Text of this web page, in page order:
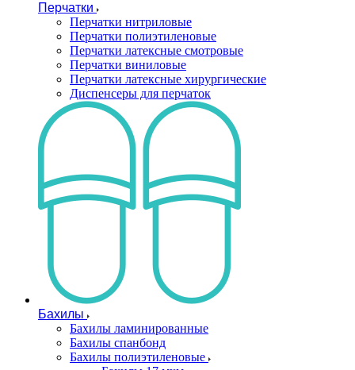
Перчатки
Перчатки нитриловые
Перчатки полиэтиленовые
Перчатки латексные смотровые
Перчатки виниловые
Перчатки латексные хирургические
Диспенсеры для перчаток
Бахилы
Бахилы ламинированные
Бахилы спанбонд
Бахилы полиэтиленовые